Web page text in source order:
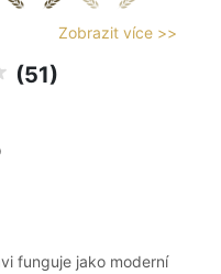
Zobrazit více >>
(51)
funguje jako moderní